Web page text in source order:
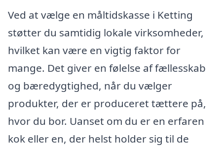
Ved at vælge en måltidskasse i Ketting
støtter du samtidig lokale virksomheder,
hvilket kan være en vigtig faktor for
mange. Det giver en følelse af fællesskab
og bæredygtighed, når du vælger
produkter, der er produceret tættere på,
hvor du bor. Uanset om du er en erfaren
kok eller en, der helst holder sig til de